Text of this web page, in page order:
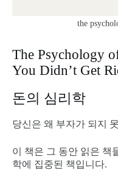
the
The Psychology
You Didn’t Get
돈의 심리학
당신은 왜 부자가 되지
이 책은 그 동안 읽은 책
학에 집중된 책입니다.